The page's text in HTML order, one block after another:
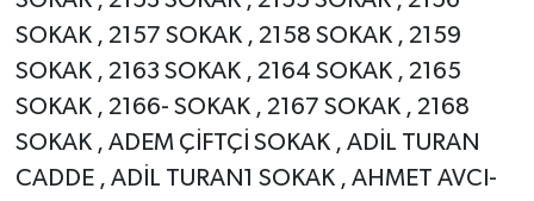
SOKAK , 2157 SOKAK , 2158 SOKAK , 2159
SOKAK , 2163 SOKAK , 2164 SOKAK , 2165
SOKAK , 2166- SOKAK , 2167 SOKAK , 2168
SOKAK , ADEM ÇİFTÇİ SOKAK , ADİL TURAN
CADDE , ADİL TURAN1 SOKAK , AHMET AVCI-